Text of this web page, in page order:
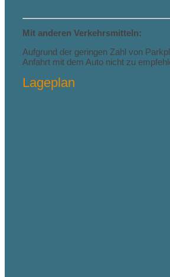
Mit anderen Verkehrsmitteln:
Aufgrund der geringen Zahl von
Anfahrt mit dem Auto nicht zu
Lageplan